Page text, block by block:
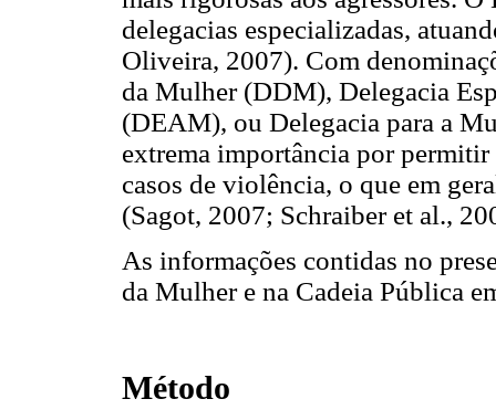
delegacias especializadas,
Oliveira, 2007). Com
da Mulher (DDM), Delegacia
(DEAM), ou Delegacia para a
extrema importância por
casos de violência, o que em
(Sagot, 2007; Schraiber et al.,
As informações contidas no
da Mulher e na Cadeia Pública
Método